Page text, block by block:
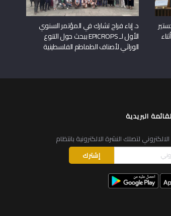
د. إباء فراح تشارك في المؤتمر السنوي
الأول لـ EPICROPS ببحث حول التنوع
الوراثي لأصناف الطماطم الفلسطينية
البريدية
لتصلك النشرة الالكترونية بانتظام